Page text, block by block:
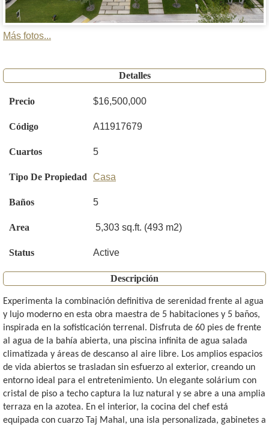
Más fotos...
Detalles
Precio $16,500,000
Código A11917679
Cuartos 5
Tipo De Propiedad Casa
Baños 5
Area 5,303 sq.ft. (493 m2)
Status Active
Descripción
Experimenta la combinación definitiva de serenidad frente al agua
y lujo moderno en esta obra maestra de 5 habitaciones y 5 baños,
inspirada en la sofisticación terrenal. Disfruta de 60 pies de frente
al agua de la bahía abierta, una piscina infinita de agua salada
climatizada y áreas de descanso al aire libre. Los amplios espacios
de vida abiertos se trasladan sin esfuerzo al exterior, creando un
entorno ideal para el entretenimiento. Un elegante solárium con
cristal de piso a techo captura la luz natural y se abre a una amplia
terraza en la azotea. En el interior, la cocina del chef está
equipada con cuarzo Taj Mahal, una isla personalizada, gabinetes a